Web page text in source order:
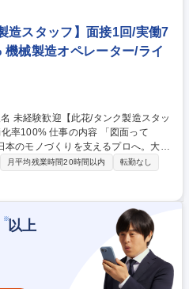
OJTで専門スキルを習得し、将来的
行うなど、インフラを支える裁量の大
造スタッフ】面接1回/実働7
械製造オペレーター/ライ
容 「図面って
のモノづくりを支えるプロへ。大手
をベテランの隣でイチから学んで覚え
一切ありません。 【未経験か
を覚えることから。金属を熱でつな
マンツーマンで教えます。 【実は超ホ
化率は100％！「仕事が終わったら
一生モノの武器を】一生食いっぱぐれ
額負担。一歩ずつ、どこでも通用す
消化率100%
月平均残業時間20時間以内
転勤なし
※以上